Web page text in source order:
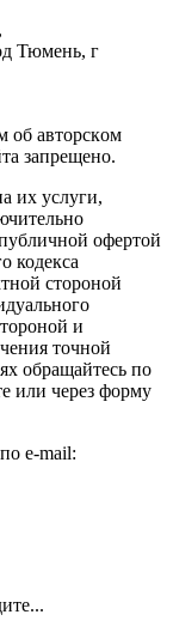
Тюмень, г
oб aвтopcкoм
зaпpeщeнo.
их услуги,
офертой
кодекса
стороной
и
точной
обращайтесь по
или через форму
e-mail: